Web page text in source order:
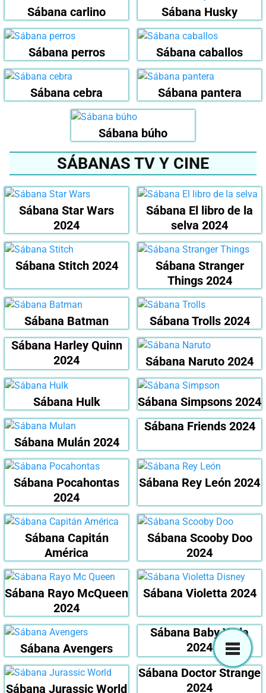
Sábana carlino Sábana Husky
Sábana perros Sábana caballos
Sábana cebra Sábana pantera
Sábana búho
SÁBANAS TV Y CINE
Sábana Star Wars
2024
Sábana El libro de la
selva 2024
Sábana Stitch 2024
Sábana Stranger
Things 2024
Sábana Batman
Sábana Trolls 2024
Sábana Harley Quinn
2024
Sábana Naruto 2024
Sábana Hulk Sábana Simpsons 2024
Sábana Mulán 2024
Sábana Friends 2024
Sábana Pocahontas
2024
Sábana Rey León 2024
Sábana Capitán
América
Sábana Scooby Doo
2024
Sábana Rayo McQueen
2024
Sábana Violetta 2024
Sábana Avengers
Sábana Baby Yoda
2024
Sábana Jurassic World
Sábana Doctor Strange
2024